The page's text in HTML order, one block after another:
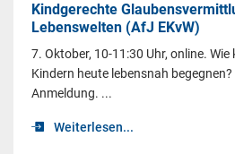
Kindgerechte
Lebenswelten (AfJ EKvW)
7. Oktober, 10-11:30 Uhr, online.
Kindern heute lebensnah
Anmeldung. ...
Weiterlesen...